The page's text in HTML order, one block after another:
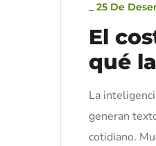
25 De
El
qué
La
generan
cotidiano.